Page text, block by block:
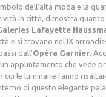
dell’alta moda e la
in città, dimostra
Lafayette
e si trovano nel IX
dall’Opéra Garnier .
appuntamento che vede
le luminarie fanno
di questo elegante